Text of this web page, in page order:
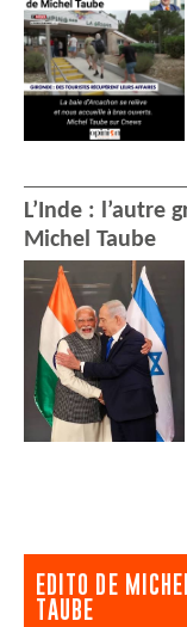
L’Inde : l’autre
Michel Taube
EDITO DE
TAUBE